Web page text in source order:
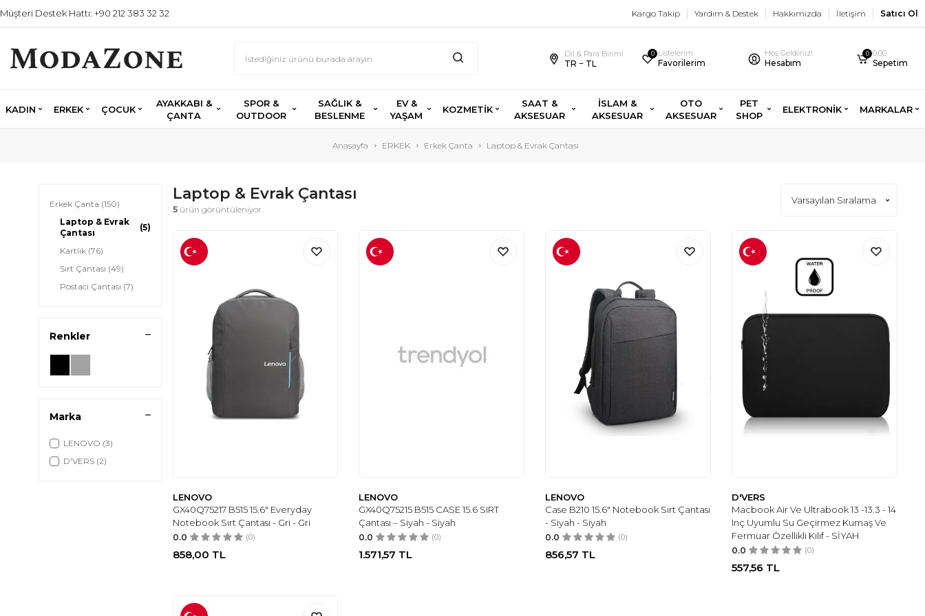
Müşteri Destek Hattı: +90 212 383 32 32 Kargo Takip Yardım & Destek Hakkımızda İletişim Satıcı Ol
Dil & Para Birimi
TR − TL
0 Listelerim
Favorilerim
Hoş Geldiniz!
Hesabım
0 0,00
Sepetim
KADIN ERKEK ÇOCUK
AYAKKABI &
ÇANTA
SPOR &
OUTDOOR
SAĞLIK &
BESLENME
EV &
YAŞAM
KOZMETİK
SAAT &
AKSESUAR
İSLAM &
AKSESUAR
OTO
AKSESUAR
PET
SHOP
ELEKTRONİK MARKALAR
Anasayfa ERKEK Erkek Çanta Laptop & Evrak Çantası
Erkek Çanta (150)
Laptop & Evrak
Çantası
(5)
Kartlık (76)
Sırt Çantası (49)
Postacı Çantası (7)
Renkler
Marka
LENOVO (3)
D'VERS (2)
Laptop & Evrak Çantası
5ürün görüntüleniyor.
LENOVO
GX40Q75217 B515 15.6" Everyday
Notebook Sırt Çantası - Gri - Gri
0.0 (0)
858,00 TL
LENOVO
GX40Q75215 B515 CASE 15.6 SIRT
Çantası – Siyah - Siyah
0.0 (0)
1.571,57 TL
LENOVO
Case B210 15.6" Notebook Sırt Çantası
- Siyah - Siyah
0.0 (0)
856,57 TL
D'VERS
Macbook Air Ve Ultrabook 13 -13.3 - 14
Inç Uyumlu Su Geçirmez Kumaş Ve
Fermuar Özellikli Kılıf - SİYAH
0.0 (0)
557,56 TL